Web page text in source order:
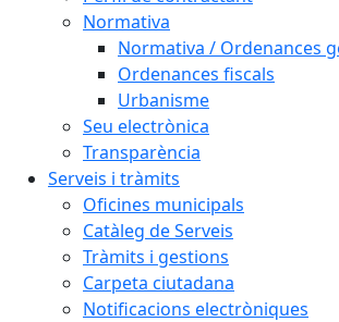
Normativa
Normativa / Ordenances
Ordenances fiscals
Urbanisme
Seu electrònica
Transparència
Serveis i tràmits
Oficines municipals
Catàleg de Serveis
Tràmits i gestions
Carpeta ciutadana
Notificacions electròniques